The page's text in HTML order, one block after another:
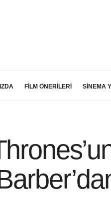
FİLM ÖNERİLERİ SİNEMA